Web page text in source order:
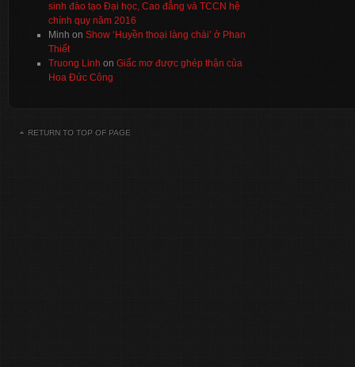
sinh đào tạo Đại học, Cao đẳng và TCCN hệ
chính quy năm 2016
Minh on Show ‘Huyền thoại làng chài’ ở Phan
Thiết
Truong Linh on Giấc mơ được ghép thận của
Hoa Đức Công
RETURN TO TOP OF PAGE